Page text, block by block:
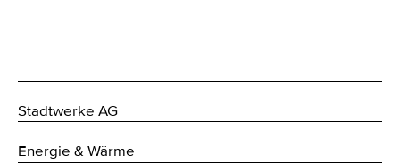
Stadtwerke AG
Energie & Wärme